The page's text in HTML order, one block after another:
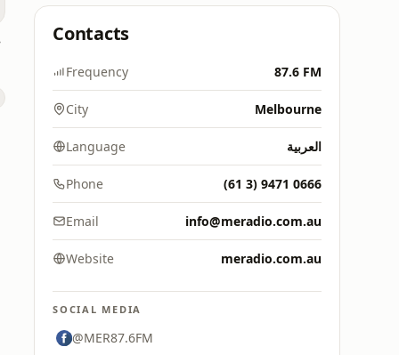
Contacts
Frequency 87.6 FM
City Melbourne
Language العربية
Phone (61 3) 9471 0666
Email info@meradio.com.au
Website meradio.com.au
SOCIAL MEDIA
@MER87.6FM